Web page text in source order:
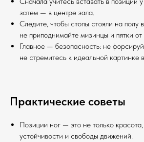
затем — в центре зала.
Следите, чтобы стопы стояли на полу
не приподнимайте мизинцы и пятки от
Главное — безопасность: не
не стремитесь к идеальной картинке
Практические советы
Позиции ног — это не только
устойчивости и свободы движений.